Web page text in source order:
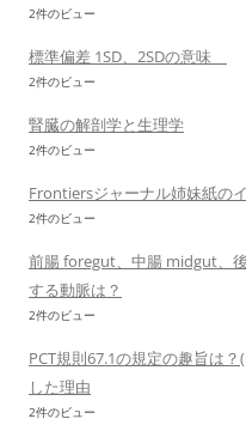
2件のビュー
標準偏差 1SD、2SDの意味
2件のビュー
腎臓の解剖学と生理学
2件のビュー
Frontiersジャーナル姉妹紙の
2件のビュー
前腸 foregut、中腸 midgut、
する動脈は？
2件のビュー
PCT規則67.1の規定の趣旨は
した理由
2件のビュー